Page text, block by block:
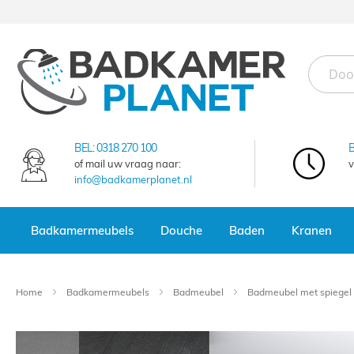
inhoud
BEL:0318 270 100
of mail uw vraag naar:
info@badkamerplanet.nl
Badkamermeubels Douche Baden Kranen
Home Badkamermeubels Badmeubel Badmeubel met spiegel